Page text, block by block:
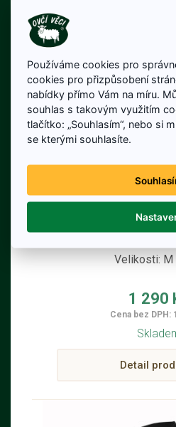
Funkční spodky
Velikosti: M
1 290
Cena bez DPH:
Detail
Používáme cookies pro
cookies pro přizpůsobení
nabídky přímo Vám na míru.
souhlas s takovým využitím
tlačítko: „Souhlasím“, nebo si
se kterými souhlasíte.